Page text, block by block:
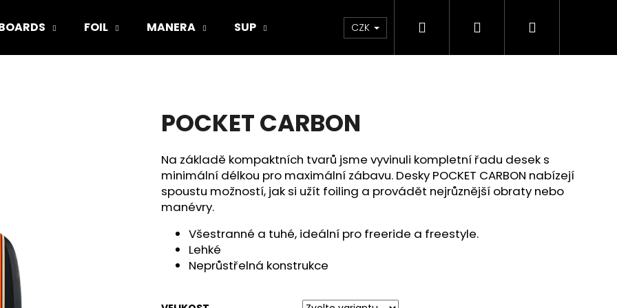
FOIL MANERA SUP VÝPRODEJCZK Hledat PřihlášeníNákupní
POCKET CARBON
Na základě kompaktních tvarů jsme vyvinuli kompletní řadu desek s
minimální délkou pro maximální zábavu. Desky POCKET CARBON nabízejí
spoustu možností, jak si užít foiling a provádět nejrůznější obraty nebo
manévry.
Všestranné a tuhé, ideální pro freeride a freestyle.
Lehké
Neprůstřelná konstrukce
HLEDAT